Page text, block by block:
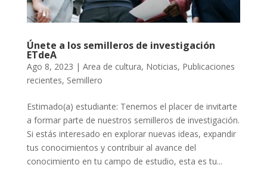
Únete a los semilleros de investigación
ETdeA
Ago 8, 2023 | Area de cultura, Noticias, Publicaciones
recientes, Semillero
Estimado(a) estudiante: Tenemos el placer de invitarte
a formar parte de nuestros semilleros de investigación.
Si estás interesado en explorar nuevas ideas, expandir
tus conocimientos y contribuir al avance del
conocimiento en tu campo de estudio, esta es tu...